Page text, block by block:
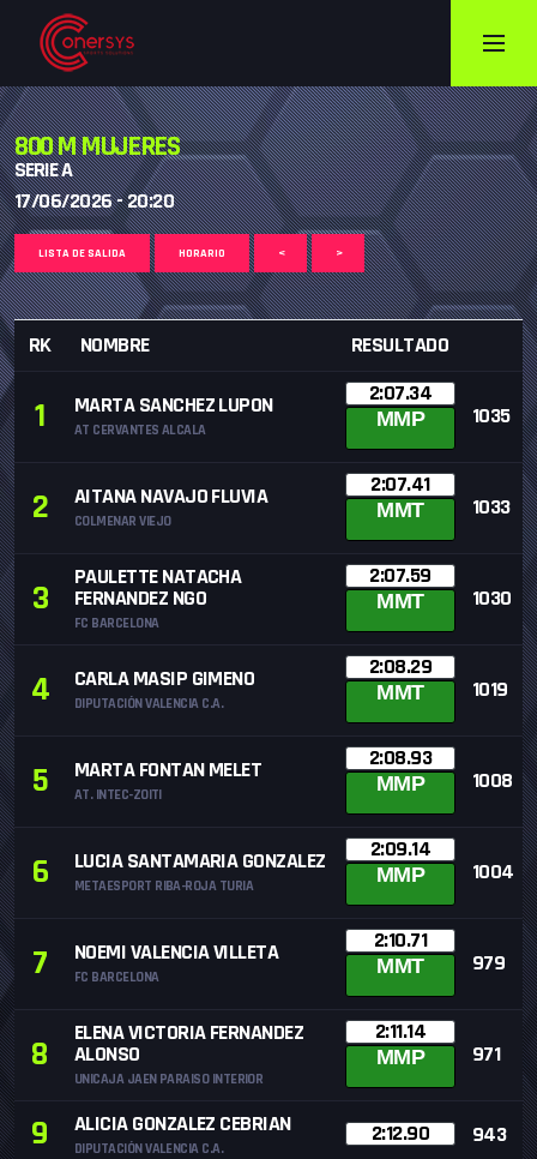
800 M MUJERES
SERIE A
17/06/2026 - 20:20
LISTA DE SALIDA HORARIO < >
RK NOMBRE RESULTADO
1 MARTA SANCHEZ LUPON
AT CERVANTES ALCALA
2:07.34
MMP 1035
2 AITANA NAVAJO FLUVIA
COLMENAR VIEJO
2:07.41
MMT 1033
3
PAULETTE NATACHA
FERNANDEZ NGO
FC BARCELONA
2:07.59
MMT 1030
4 CARLA MASIP GIMENO
DIPUTACIÓN VALENCIA C.A.
2:08.29
MMT 1019
5 MARTA FONTAN MELET
AT. INTEC-ZOITI
2:08.93
MMP 1008
6 LUCIA SANTAMARIA GONZALEZ
METAESPORT RIBA-ROJA TURIA
2:09.14
MMP 1004
7 NOEMI VALENCIA VILLETA
FC BARCELONA
2:10.71
MMT 979
8
ELENA VICTORIA FERNANDEZ
ALONSO
UNICAJA JAEN PARAISO INTERIOR
2:11.14
MMP 971
9 ALICIA GONZALEZ CEBRIAN
DIPUTACIÓN VALENCIA C.A.
2:12.90 943